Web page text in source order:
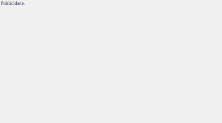
Publicidade.